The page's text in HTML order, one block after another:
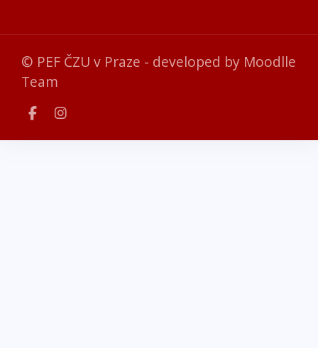
© PEF ČZU v Praze - developed by Moodlle
Team